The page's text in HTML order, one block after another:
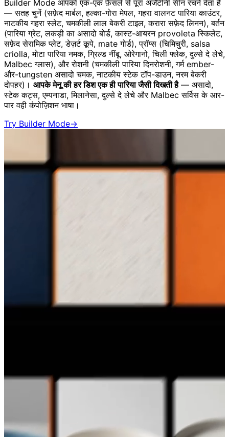
Builder Mode आपको एक-एक फ़ैसले से पूरा अर्जेंटीनी सीन रचने देता है
— सतह चुनें (सफ़ेद मार्बल, हल्का-गोरा मेपल, गहरा वालनट पारिया काउंटर,
नाटकीय गहरा स्लेट, चमकीली लाल बेकरी टाइल, करारा सफ़ेद लिनन), बर्तन
(पारिया ग्रेट, लकड़ी का असादो बोर्ड, कास्ट-आयरन provoleta स्किलेट,
सफ़ेद सेरामिक प्लेट, डेज़र्ट कूपे, mate गोर्ड), प्रॉप्स (चिमिचुरी, salsa
criolla, मोटा पारिया नमक, ग्रिल्ड नींबू, ओरेगानो, चिली फ्लेक, दुल्से दे लेचे,
Malbec ग्लास), और रोशनी (चमकीली पारिया दिनरोशनी, गर्म ember-
और-tungsten असादो चमक, नाटकीय स्टेक टॉप-डाउन, नरम बेकरी
दोपहर)। आपके मेनू की हर डिश एक ही पारिया जैसी दिखती है— असादो,
स्टेक कट्स, एम्पनाडा, मिलानेसा, दुल्से दे लेचे और Malbec सर्विस के आर-
पार वही कंपोज़िशन भाषा।
Try Builder Mode→